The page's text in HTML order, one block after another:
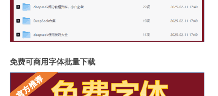
免费可商用字体批量下载